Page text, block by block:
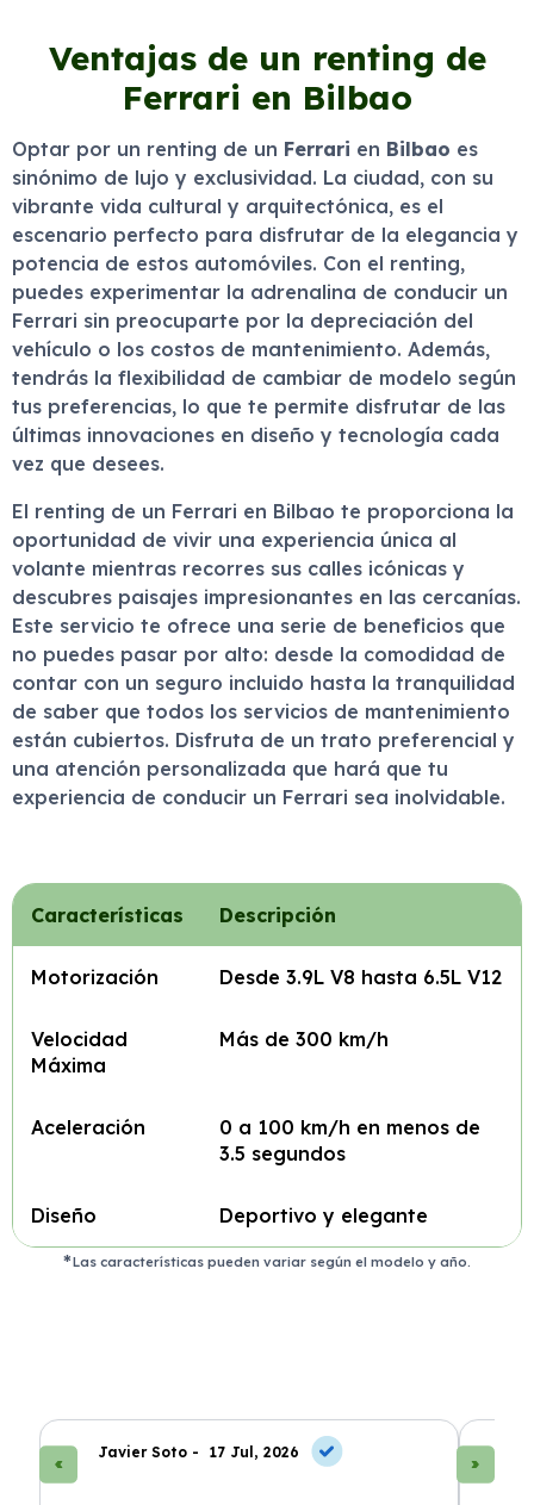
Ventajas de un renting de
Ferrari en Bilbao
Optar por un renting de un Ferrari en Bilbao es
sinónimo de lujo y exclusividad. La ciudad, con su
vibrante vida cultural y arquitectónica, es el
escenario perfecto para disfrutar de la elegancia y
potencia de estos automóviles. Con el renting,
puedes experimentar la adrenalina de conducir un
Ferrari sin preocuparte por la depreciación del
vehículo o los costos de mantenimiento. Además,
tendrás la flexibilidad de cambiar de modelo según
tus preferencias, lo que te permite disfrutar de las
últimas innovaciones en diseño y tecnología cada
vez que desees.
El renting de un Ferrari en Bilbao te proporciona la
oportunidad de vivir una experiencia única al
volante mientras recorres sus calles icónicas y
descubres paisajes impresionantes en las cercanías.
Este servicio te ofrece una serie de beneficios que
no puedes pasar por alto: desde la comodidad de
contar con un seguro incluido hasta la tranquilidad
de saber que todos los servicios de mantenimiento
están cubiertos. Disfruta de un trato preferencial y
una atención personalizada que hará que tu
experiencia de conducir un Ferrari sea inolvidable.
Características Descripción
Motorización Desde 3.9L V8 hasta 6.5L V12
Velocidad
Máxima
Más de 300 km/h
Aceleración
0 a 100 km/h en menos de
3.5 segundos
Diseño Deportivo y elegante
Las características pueden variar según el modelo y año.
Javier Soto - 17 Jul, 2026